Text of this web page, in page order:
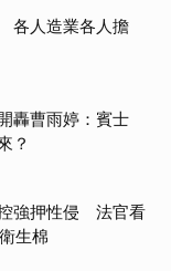
各人造業各人擔
轟曹雨婷：賓士
？
強押性侵 法官看
生棉